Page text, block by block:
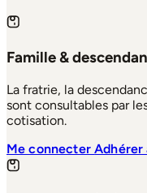
Famille &
La fratrie, la
sont consultables par
cotisation.
Me connecterAdhérer